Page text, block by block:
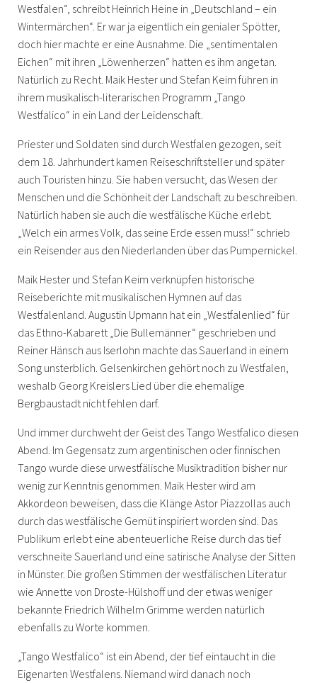
Westfalen“, schreibt Heinrich Heine in „Deutschland – ein
Wintermärchen“. Er war ja eigentlich ein genialer Spötter,
doch hier machte er eine Ausnahme. Die „sentimentalen
Eichen“ mit ihren „Löwenherzen“ hatten es ihm angetan.
Natürlich zu Recht. Maik Hester und Stefan Keim führen in
ihrem musikalisch-literarischen Programm „Tango
Westfalico“ in ein Land der Leidenschaft.
Priester und Soldaten sind durch Westfalen gezogen, seit
dem 18. Jahrhundert kamen Reiseschriftsteller und später
auch Touristen hinzu. Sie haben versucht, das Wesen der
Menschen und die Schönheit der Landschaft zu beschreiben.
Natürlich haben sie auch die westfälische Küche erlebt.
„Welch ein armes Volk, das seine Erde essen muss!“ schrieb
ein Reisender aus den Niederlanden über das Pumpernickel.
Maik Hester und Stefan Keim verknüpfen historische
Reiseberichte mit musikalischen Hymnen auf das
Westfalenland. Augustin Upmann hat ein „Westfalenlied“ für
das Ethno-Kabarett „Die Bullemänner“ geschrieben und
Reiner Hänsch aus Iserlohn machte das Sauerland in einem
Song unsterblich. Gelsenkirchen gehört noch zu Westfalen,
weshalb Georg Kreislers Lied über die ehemalige
Bergbaustadt nicht fehlen darf.
Und immer durchweht der Geist des Tango Westfalico diesen
Abend. Im Gegensatz zum argentinischen oder finnischen
Tango wurde diese urwestfälische Musiktradition bisher nur
wenig zur Kenntnis genommen. Maik Hester wird am
Akkordeon beweisen, dass die Klänge Astor Piazzollas auch
durch das westfälische Gemüt inspiriert worden sind. Das
Publikum erlebt eine abenteuerliche Reise durch das tief
verschneite Sauerland und eine satirische Analyse der Sitten
in Münster. Die großen Stimmen der westfälischen Literatur
wie Annette von Droste-Hülshoff und der etwas weniger
bekannte Friedrich Wilhelm Grimme werden natürlich
ebenfalls zu Worte kommen.
„Tango Westfalico“ ist ein Abend, der tief eintaucht in die
Eigenarten Westfalens. Niemand wird danach noch